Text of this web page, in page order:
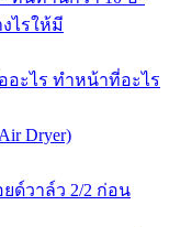
ไรให้มี
อะไร ทำหน้าที่อะไร
Dryer)
ด์วาล์ว 2/2 ก่อน